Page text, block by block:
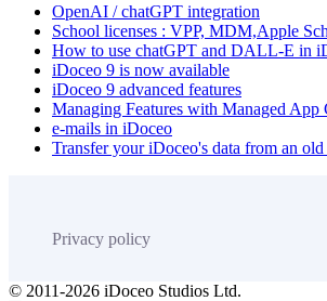
OpenAI / chatGPT integration
School licenses : VPP, MDM,Apple
How to use chatGPT and DALL-E in
iDoceo 9 is now available
iDoceo 9 advanced features
Managing Features with Managed App
e-mails in iDoceo
Transfer your iDoceo's data from an
Privacy policy
© 2011-2026 iDoceo Studios Ltd.